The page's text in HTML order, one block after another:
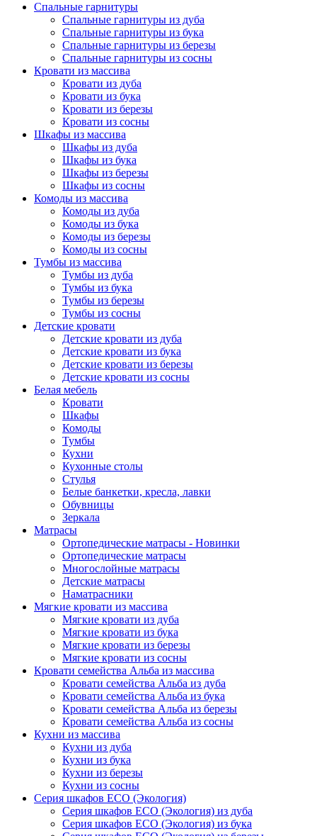
Спальные гарнитуры
Спальные гарнитуры из дуба
Спальные гарнитуры из бука
Спальные гарнитуры из березы
Спальные гарнитуры из сосны
Кровати из массива
Кровати из дуба
Кровати из бука
Кровати из березы
Кровати из сосны
Шкафы из массива
Шкафы из дуба
Шкафы из бука
Шкафы из березы
Шкафы из сосны
Комоды из массива
Комоды из дуба
Комоды из бука
Комоды из березы
Комоды из сосны
Тумбы из массива
Тумбы из дуба
Тумбы из бука
Тумбы из березы
Тумбы из сосны
Детские кровати
Детские кровати из дуба
Детские кровати из бука
Детские кровати из березы
Детские кровати из сосны
Белая мебель
Кровати
Шкафы
Комоды
Тумбы
Кухни
Кухонные столы
Стулья
Белые банкетки, кресла, лавки
Обувницы
Зеркала
Матрасы
Ортопедические матрасы - Новинки
Ортопедические матрасы
Многослойные матрасы
Детские матрасы
Наматрасники
Мягкие кровати из массива
Мягкие кровати из дуба
Мягкие кровати из бука
Мягкие кровати из березы
Мягкие кровати из сосны
Кровати семейства Альба из массива
Кровати семейства Альба из дуба
Кровати семейства Альба из бука
Кровати семейства Альба из березы
Кровати семейства Альба из сосны
Кухни из массива
Кухни из дуба
Кухни из бука
Кухни из березы
Кухни из сосны
Серия шкафов ECO (Экология)
Серия шкафов ECO (Экология) из дуба
Серия шкафов ECO (Экология) из бука